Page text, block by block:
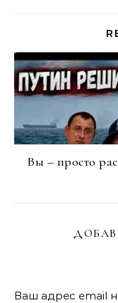
Вы – просто
Ваш адрес email